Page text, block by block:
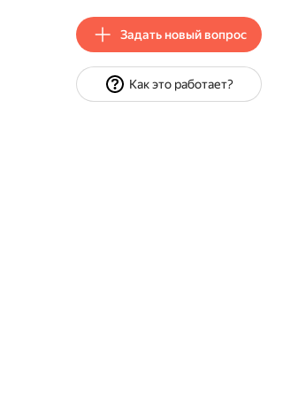
Задать новый вопрос
Как это работает?